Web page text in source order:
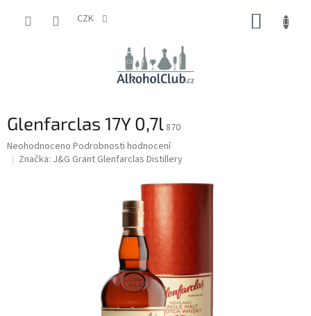
CZK
Glenfarclas 17Y 0,7l 870
Průměrné
hodnocení
Neohodnoceno Podrobnosti hodnocení
Značka: J&G Grant Glenfarclas Distillery